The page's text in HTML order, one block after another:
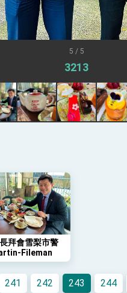
外交部長林佳龍接見美國智庫
會」訪問團一行，深化跨大西
臺美經貿談判獲階段性成果 卓
成「臺美對等貿易協定」簽署
卓揆：臺美關稅談判階段性結果
利戰略地位 全力支持「臺美對
外交部與數位發展部攜手合作，
位實力，達成固邦榮邦目標
外交部長林佳龍主持第35次「參
策略小組」跨部會會議
總統主持「守護民主台灣國安行
會 強調以實力守護台海和平
命運
變局中 奮起的新臺灣 總統發
總統發表執政周年談話 盼面對
團結 迎風轉型 穩健前行
賴總統就職演說影片
總統重要談話
5 / 5
3213
拜會雪梨市警
Fileman
241 242 243 244